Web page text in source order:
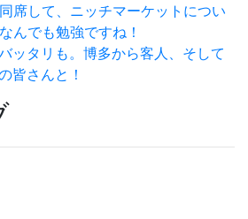
席して、ニッチマーケットについ
んでも勉強ですね！
タリも。博多から客人、そして
皆さんと！